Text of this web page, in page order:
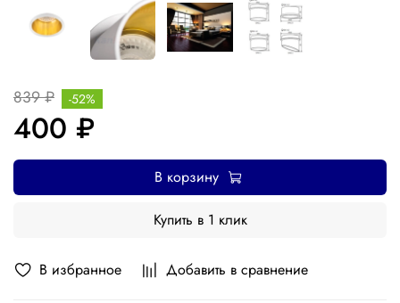
В избранное Добавить в сравнение
839 ₽
400 ₽
-52%
В корзину
Купить в 1 клик